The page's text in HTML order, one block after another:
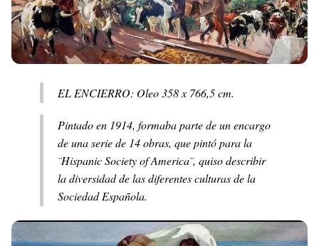
EL ENCIERRO: Oleo 358 x 766,5 cm.
Pintado en 1914, formaba parte de un encargo
de una serie de 14 obras, que pintó para la
¨Hispanic Society of America¨, quiso describir
la diversidad de las diferentes culturas de la
Sociedad Española.